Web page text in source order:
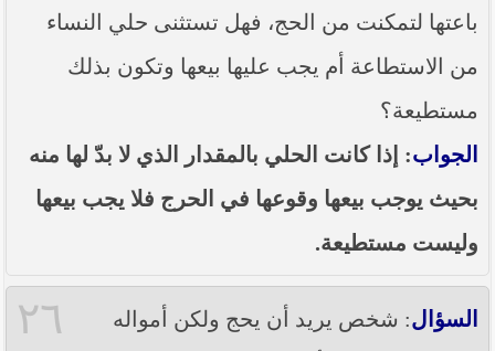
باعتها لتمكنت من الحج، فهل تستثنى حلي النساء
من الاستطاعة أم يجب عليها بيعها وتكون بذلك
مستطيعة؟
الجواب: إذا كانت الحلي بالمقدار الذي لا بدّ لها منه
بحيث يوجب بيعها وقوعها في الحرج فلا يجب بيعها
وليست مستطيعة.
٢٦ السؤال: شخص يريد أن يحج ولكن أمواله